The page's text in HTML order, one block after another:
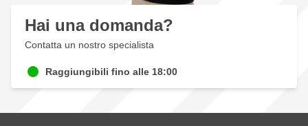
Hai una domanda?
Contatta un nostro specialista
Raggiungibili fino alle 18:00